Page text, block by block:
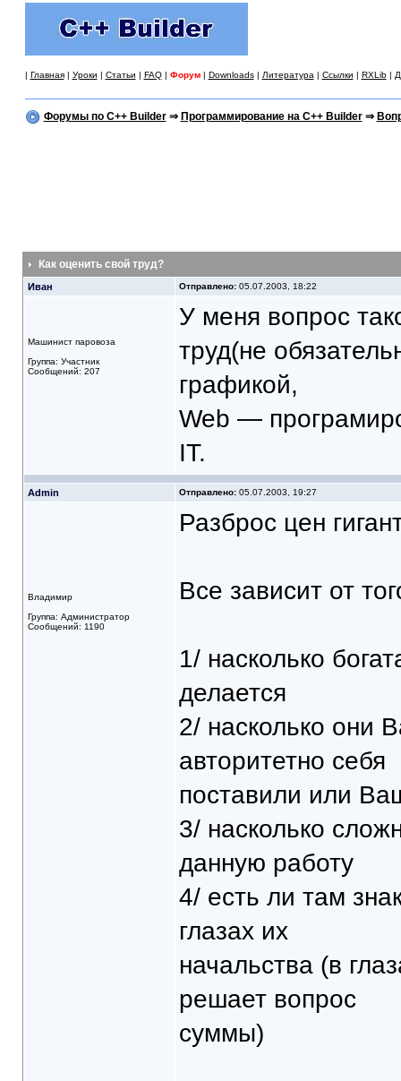
| Главная| Уроки | Статьи | FAQ| Форум | Downloads| Литература | Ссылки | RXLib|
Форумы по C++ Builder⇒ Программирование на C++ Builder⇒
Как оценить свой труд?
Иван Отправлено:05.07.2003, 18:22
Машинист паровоза
Группа: Участник
Сообщений: 207
У меня вопрос
труд(не
графикой,
Web —
IT.
Admin Отправлено:05.07.2003, 19:27
Владимир
Группа: Администратор
Сообщений: 1190
Разброс цен
Все зависит от
1/ насколько
делается
2/ насколько они
авторитетно себя
поставили или
3/ насколько
данную работу
4/ есть ли там
глазах их
начальства (в
решает вопрос
суммы)